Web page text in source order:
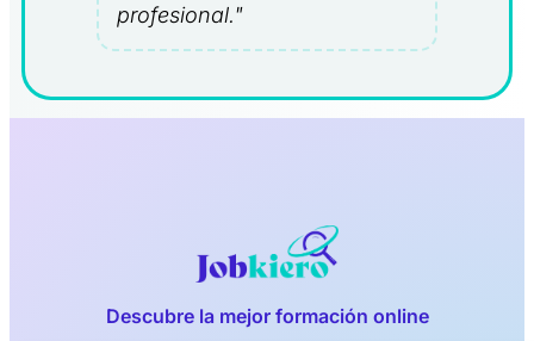
profesional."
Descubre la mejor formación online